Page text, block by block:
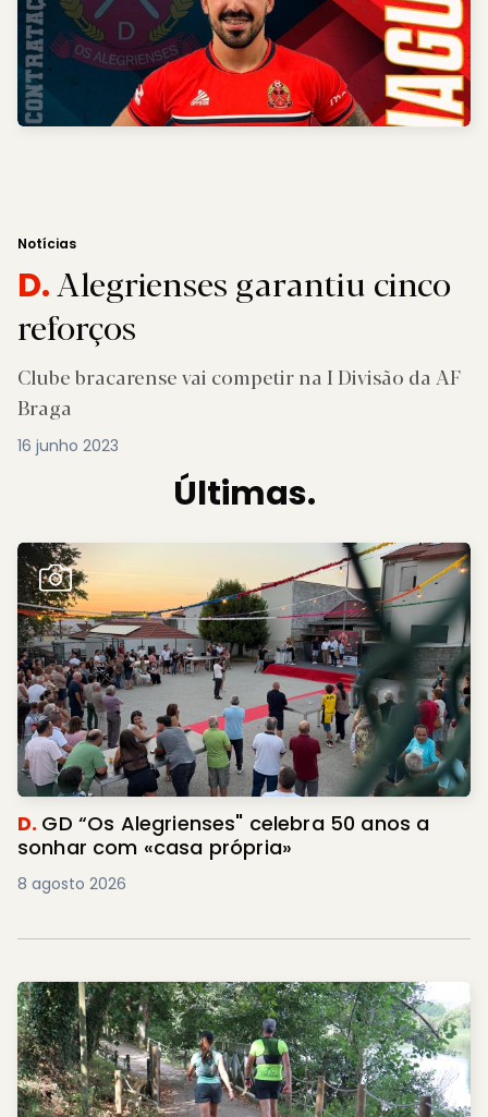
Notícias
D.Alegrienses garantiu cinco
reforços
Clube bracarense vai competir na I Divisão da AF
Braga
16 junho 2023
Últimas.
D. GD “Os Alegrienses" celebra 50 anos a
sonhar com «casa própria»
8 agosto 2026